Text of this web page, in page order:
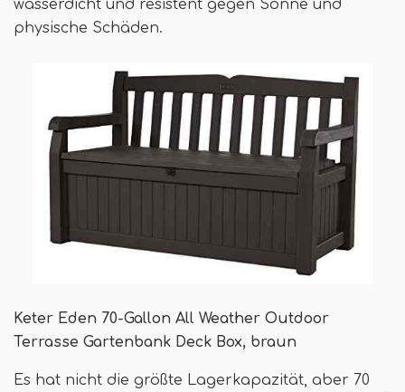
wasserdicht und resistent gegen Sonne und
physische Schäden.
Keter Eden 70-Gallon All Weather Outdoor
Terrasse Gartenbank Deck Box, braun
Es hat nicht die größte Lagerkapazität, aber 70